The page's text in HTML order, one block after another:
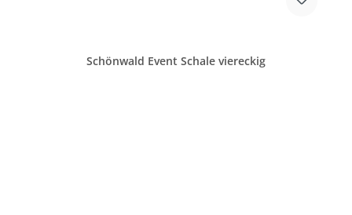
Schönwald Event Schale viereckig